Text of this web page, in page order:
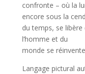
confronte – où la
encore sous la
du temps, se
l’homme et du
monde se
Langage pictural